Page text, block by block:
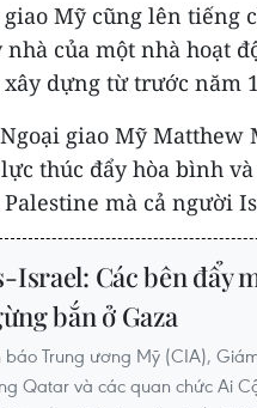
giao Mỹ cũng lên
của một nhà hoạt
dựng từ trước năm
giao Mỹ
thúc đẩy hòa bình
mà cả người
Israel: Các bên đẩy
bắn ở Gaza
Trung ương Mỹ (CIA),
Qatar và các quan chức Ai